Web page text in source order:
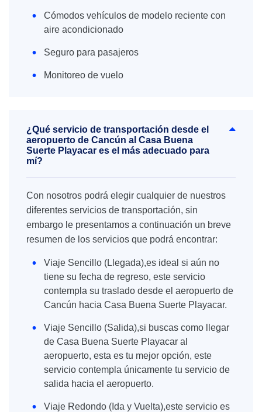
Cómodos vehículos de modelo reciente con
aire acondicionado
Seguro para pasajeros
Monitoreo de vuelo
¿Qué servicio de transportación desde el
aeropuerto de Cancún al Casa Buena
Suerte Playacar es el más adecuado para
mí?
Con nosotros podrá elegir cualquier de nuestros
diferentes servicios de transportación, sin
embargo le presentamos a continuación un breve
resumen de los servicios que podrá encontrar:
Viaje Sencillo (Llegada),es ideal si aún no
tiene su fecha de regreso, este servicio
contempla su traslado desde el aeropuerto de
Cancún hacia Casa Buena Suerte Playacar.
Viaje Sencillo (Salida),si buscas como llegar
de Casa Buena Suerte Playacar al
aeropuerto, esta es tu mejor opción, este
servicio contempla únicamente tu servicio de
salida hacia el aeropuerto.
Viaje Redondo (Ida y Vuelta),este servicio es